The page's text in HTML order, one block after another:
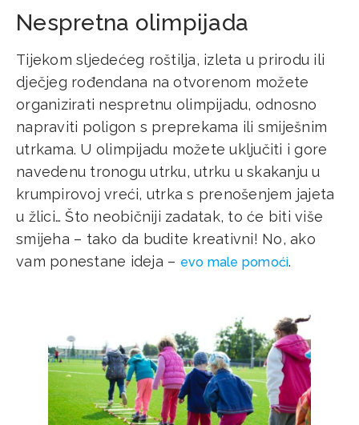
Nespretna olimpijada
Tijekom sljedećeg roštilja, izleta u prirodu ili
dječjeg rođendana na otvorenom možete
organizirati nespretnu olimpijadu, odnosno
napraviti poligon s preprekama ili smiješnim
utrkama. U olimpijadu možete uključiti i gore
navedenu tronogu utrku, utrku u skakanju u
krumpirovoj vreći, utrka s prenošenjem jajeta
u žlici… Što neobičniji zadatak, to će biti više
smijeha – tako da budite kreativni! No, ako
vam ponestane ideja – evo male pomoći.